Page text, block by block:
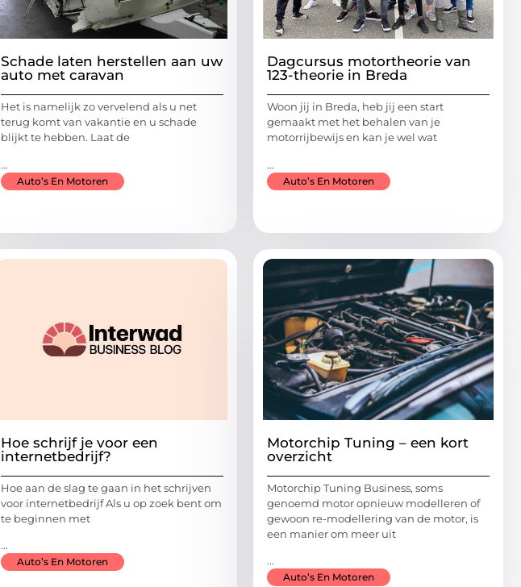
Schade laten herstellen aan uw
auto met caravan
Het is namelijk zo vervelend als u net
terug komt van vakantie en u schade
blijkt te hebben. Laat de
...
Auto’s En Motoren
Dagcursus motortheorie van
123-theorie in Breda
Woon jij in Breda, heb jij een start
gemaakt met het behalen van je
motorrijbewijs en kan je wel wat
...
Auto’s En Motoren
Hoe schrijf je voor een
internetbedrijf?
Hoe aan de slag te gaan in het schrijven
voor internetbedrijf Als u op zoek bent om
te beginnen met
...
Auto’s En Motoren
Motorchip Tuning – een kort
overzicht
Motorchip Tuning Business, soms
genoemd motor opnieuw modelleren of
gewoon re-modellering van de motor, is
een manier om meer uit
...
Auto’s En Motoren